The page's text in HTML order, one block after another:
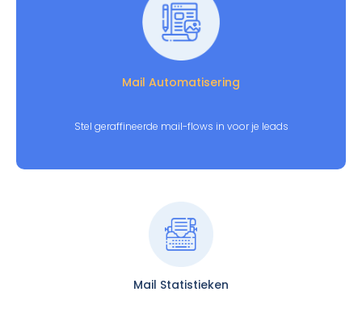
Mail Automatisering
Stel geraffineerde mail-flows in voor je leads
Mail Statistieken